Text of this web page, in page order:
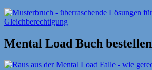
Mental Load Buch bestellen